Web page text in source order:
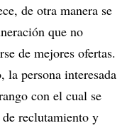
de otra manera se
que no
de mejores ofertas.
la persona interesada
con el cual se
reclutamiento y